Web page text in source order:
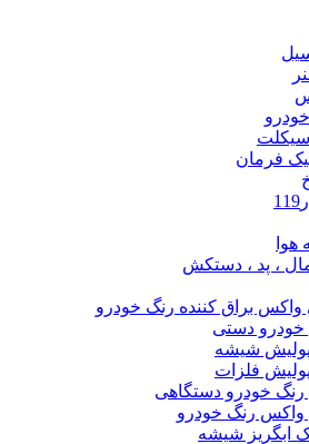
سیکلت
فرمان
هوا
، پد ، دستکش
واکس براق کننده رنگ خودرو
خودرو دستی
پولیش شیشه
پولیش فلزات
رنگ خودرو دستگاهی
واکس رنگ خودرو
ابگریز شیشه